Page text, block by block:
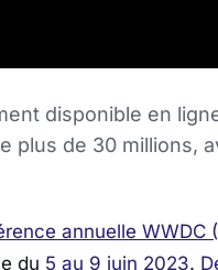
disponible en
plus de 30 millions,
annuelle WWDC
du 5 au 9 juin 2023.